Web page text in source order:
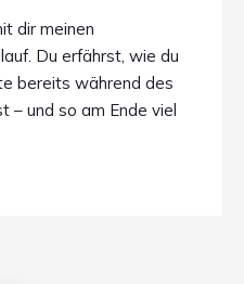
dir meinen
Du erfährst, wie du
bereits während des
– und so am Ende viel